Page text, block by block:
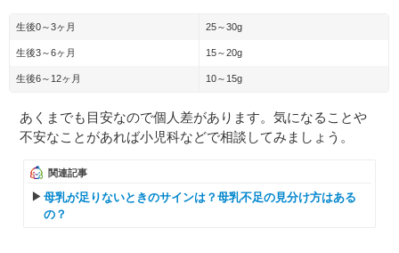
生後0～3ヶ月 25～30g
生後3～6ヶ月 15～20g
生後6～12ヶ月 10～15g
あくまでも目安なので個人差があります。気になることや
不安なことがあれば小児科などで相談してみましょう。
関連記事
母乳が足りないときのサインは？母乳不足の見分け方はある
の？